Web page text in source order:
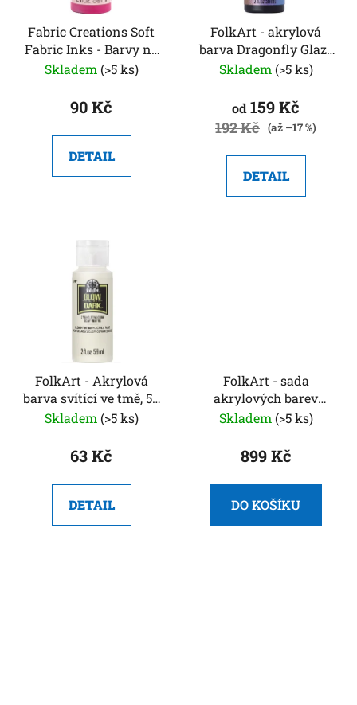
Fabric Creations Soft
Fabric Inks - Barvy na
textil
Skladem (>5 ks)
90 Kč
DETAIL
FolkArt - akrylová
barva Dragonfly Glaze
59 ml
Skladem (>5 ks)
od 159 Kč
192 Kč (až –17 %)
DETAIL
FolkArt - Akrylová
barva svítící ve tmě, 57
ml
Skladem (>5 ks)
63 Kč
DETAIL
FolkArt - sada
akrylových barev
Festival 12 x 59 ml
Skladem (>5 ks)
899 Kč
DO KOŠÍKU